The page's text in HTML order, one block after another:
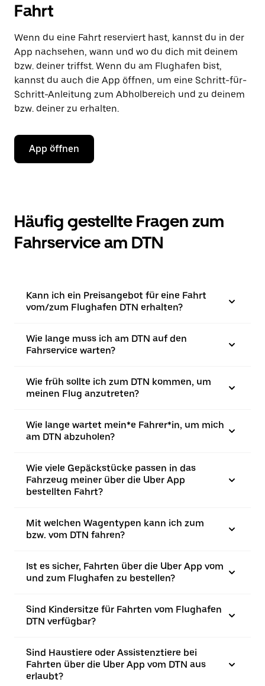
Fahrt
Wenn du eine Fahrt reserviert hast, kannst du in der
App nachsehen, wann und wo du dich mit deinem
bzw. deiner triffst. Wenn du am Flughafen bist,
kannst du auch die App öffnen, um eine Schritt-für-
Schritt-Anleitung zum Abholbereich und zu deinem
bzw. deiner zu erhalten.
App öffnen
Häufig gestellte Fragen zum
Fahrservice am DTN
Kann ich ein Preisangebot für eine Fahrt
vom/zum Flughafen DTN erhalten?
Wie lange muss ich am DTN auf den
Fahrservice warten?
Wie früh sollte ich zum DTN kommen, um
meinen Flug anzutreten?
Wie lange wartet mein*e Fahrer*in, um mich
am DTN abzuholen?
Wie viele Gepäckstücke passen in das
Fahrzeug meiner über die Uber App
bestellten Fahrt?
Mit welchen Wagentypen kann ich zum
bzw. vom DTN fahren?
Ist es sicher, Fahrten über die Uber App vom
und zum Flughafen zu bestellen?
Sind Kindersitze für Fahrten vom Flughafen
DTN verfügbar?
Sind Haustiere oder Assistenztiere bei
Fahrten über die Uber App vom DTN aus
erlaubt?